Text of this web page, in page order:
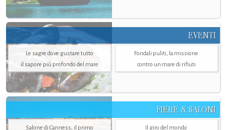
EVENTI
Le sagre dove gustare tutto
il sapore più profondo del mare
Fondali puliti, la missione
contro un mare di rifiuti
FIERE & SALONI
Salone di Canness, il primo
Il giro del mondo